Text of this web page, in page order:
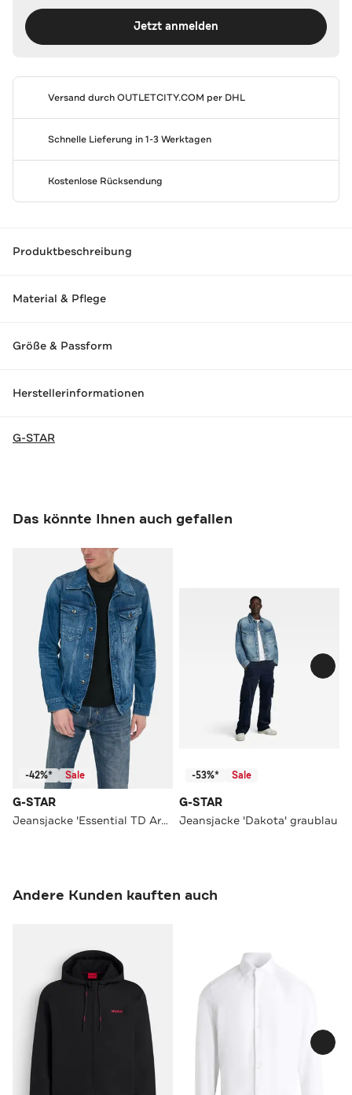
Jetzt anmelden
Versand durchOUTLETCITY.COM per DHL
Schnelle Lieferung in 1-3 Werktagen
Kostenlose Rücksendung
Produktbeschreibung
Material & Pflege
Größe & Passform
Herstellerinformationen
G-STAR
Das könnte Ihnen auch gefallen
-42%* Sale
G-STAR
Jeansjacke 'Essential TD Arc 3D' blau
-53%* Sale
G-STAR
Jeansjacke 'Dakota' graublau
Andere Kunden kauften auch